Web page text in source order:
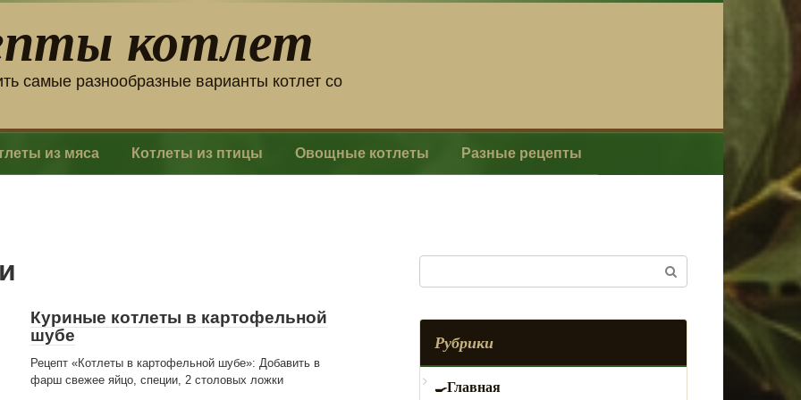
котлет
самые разнообразные варианты котлет со
из мяса Котлеты из птицы Овощные котлеты Разные рецепты
Куриные котлеты в картофельной
шубе
Рецепт «Котлеты в картофельной шубе»: Добавить в
фарш свежее яйцо, специи, 2 столовых ложки
Рубрики
Главная